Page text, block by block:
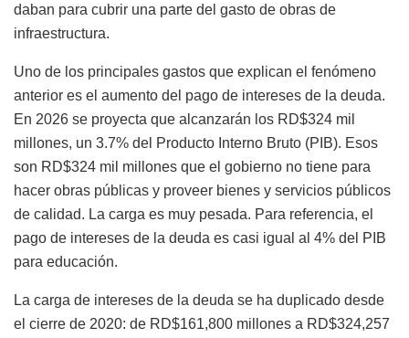
daban para cubrir una parte del gasto de obras de
infraestructura.
Uno de los principales gastos que explican el fenómeno
anterior es el aumento del pago de intereses de la deuda.
En 2026 se proyecta que alcanzarán los RD$324 mil
millones, un 3.7% del Producto Interno Bruto (PIB). Esos
son RD$324 mil millones que el gobierno no tiene para
hacer obras públicas y proveer bienes y servicios públicos
de calidad. La carga es muy pesada. Para referencia, el
pago de intereses de la deuda es casi igual al 4% del PIB
para educación.
La carga de intereses de la deuda se ha duplicado desde
el cierre de 2020: de RD$161,800 millones a RD$324,257